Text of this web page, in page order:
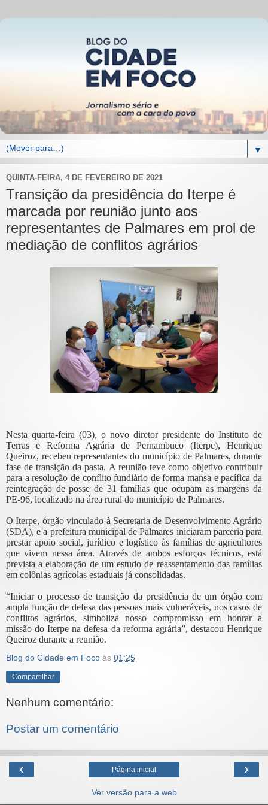
▼
QUINTA-FEIRA, 4 DE FEVEREIRO DE 2021
Transição da presidência do Iterpe é
marcada por reunião junto aos
representantes de Palmares em prol de
mediação de conflitos agrários
Nesta quarta-feira (03), o novo diretor presidente do Instituto de
Terras e Reforma Agrária de Pernambuco (Iterpe), Henrique
Queiroz, recebeu representantes do município de Palmares, durante
fase de transição da pasta. A reunião teve como objetivo contribuir
para a resolução de conflito fundiário de forma mansa e pacífica da
reintegração de posse de 31 famílias que ocupam as margens da
PE-96, localizado na área rural do município de Palmares.
O Iterpe, órgão vinculado à Secretaria de Desenvolvimento Agrário
(SDA), e a prefeitura municipal de Palmares iniciaram parceria para
prestar apoio social, jurídico e logístico às famílias de agricultores
que vivem nessa área. Através de ambos esforços técnicos, está
prevista a elaboração de um estudo de reassentamento das famílias
em colônias agrícolas estaduais já consolidadas.
“Iniciar o processo de transição da presidência de um órgão com
ampla função de defesa das pessoas mais vulneráveis, nos casos de
conflitos agrários, simboliza nosso compromisso em honrar a
missão do Iterpe na defesa da reforma agrária”, destacou Henrique
Queiroz durante a reunião.
Blog do Cidade em Foco às 01:25
Compartilhar
Nenhum comentário:
Postar um comentário
‹ ›
Página inicial
Ver versão para a web